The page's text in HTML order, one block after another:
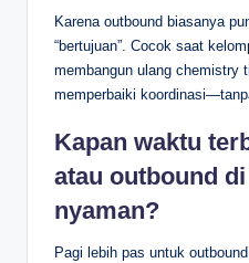
Karena outbound biasanya
“bertujuan”. Cocok saat
membangun ulang chemistry
memperbaiki
Kapan waktu
atau outbound
nyaman?
Pagi lebih pas untuk